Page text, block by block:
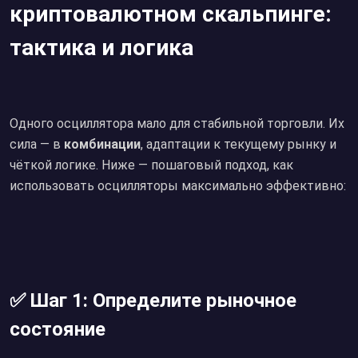
криптовалютном скальпинге:
тактика и логика
Одного осциллятора мало для стабильной торговли. Их
сила — в комбинации, адаптации к текущему рынку и
чёткой логике. Ниже — пошаговый подход, как
использовать осцилляторы максимально эффективно:
✅ Шаг 1: Определите рыночное
состояние